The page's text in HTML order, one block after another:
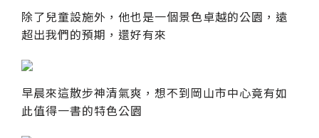
除了兒童設施外，他也是一個景色卓越的公園，遠
超出我們的預期，還好有來
早晨來這散步神清氣爽，想不到岡山市中心竟有如
此值得一書的特色公園